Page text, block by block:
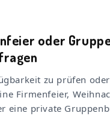
oder
zu prüfen
Firmenfeier,
eine private